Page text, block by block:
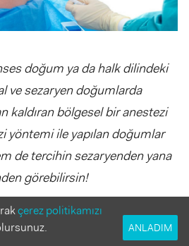
doğum ya da halk dilindeki
ve sezaryen doğumlarda
kaldıran bölgesel bir anestezi
yöntemi ile yapılan doğumlar
de tercihin sezaryenden yana
görebilirsin!
Epiduralli normal ve sezaryen
gereken tüm detaylardan
çerez politikamızı
ANLADIM